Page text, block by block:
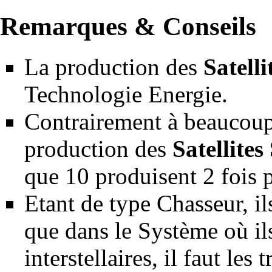
Remarques & Conseils
La production des
Technologie Energie.
Contrairement à
production des Satellites
que 10 produisent 2 fois
Etant de type Chasseur,
que dans le Système où
interstellaires, il faut les